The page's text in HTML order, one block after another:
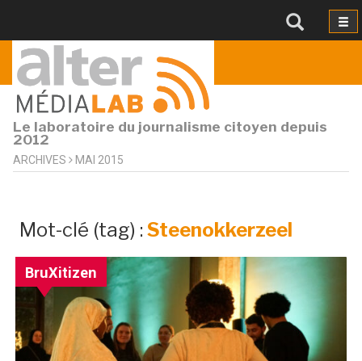
Le laboratoire du journalisme citoyen depuis
2012
ARCHIVES MAI 2015
Mot-clé (tag) :Steenokkerzeel
clé
BruXitizen